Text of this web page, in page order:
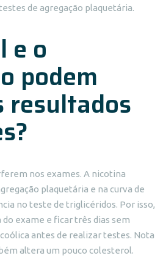
de agregação plaquetária.
e o
podem
resultados
nos exames. A nicotina
plaquetária e na curva de
no teste de triglicéridos. Por isso,
exame e ficar três dias sem
antes de realizar testes. Nota
altera um pouco colesterol.